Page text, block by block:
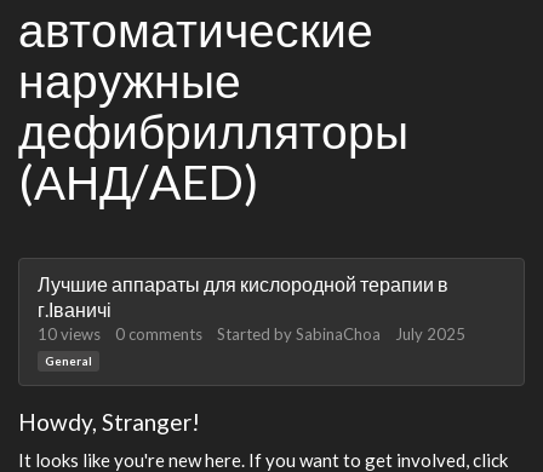
автоматические
наружные
дефибрилляторы
(АНД/AED)
Discussion
List
Лучшие аппараты для кислородной терапии в
г.Іваничі
10views 0 comments Started bySabinaChoa July 2025
General
Howdy, Stranger!
It looks like you're new here. If you want to get involved, click